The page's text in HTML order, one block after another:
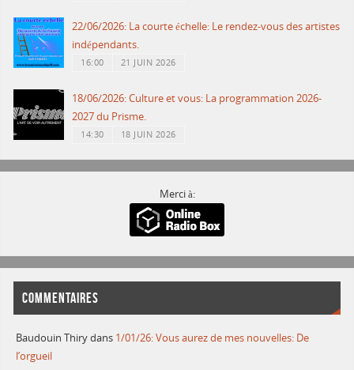
22/06/2026: La courte échelle: Le rendez-vous des artistes
indépendants.
16:00 21 JUIN 2026
18/06/2026: Culture et vous: La programmation 2026-
2027 du Prisme.
14:30 18 JUIN 2026
Merci à:
COMMENTAIRES
Baudouin Thirydans 1/01/26: Vous aurez de mes nouvelles: De
l’orgueil